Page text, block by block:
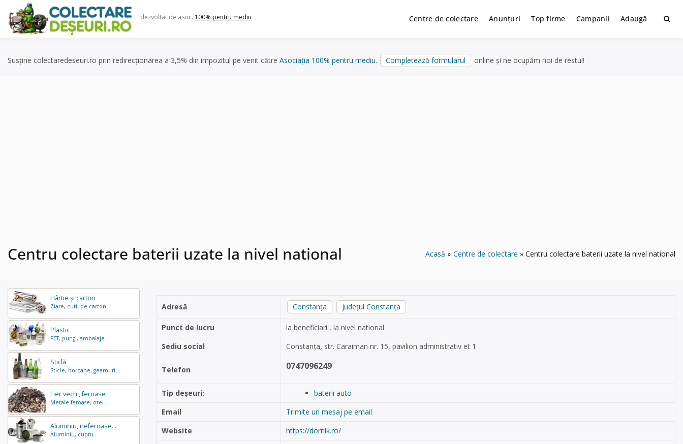
content
dezvoltat de asoc. 100% pentru mediu Centre de colectare Anunțuri Top firme Campanii Adaugă
Susține colectaredeseuri.ro prin redirecționarea a 3,5% din impozitul pe venit către Asociația 100% pentru mediu. Completează formularul online și ne ocupăm noi de restul!
Centru colectare baterii uzate la nivel national Acasă Centre de colectare Centru colectare baterii uzate la nivel national
Hârtie și carton
Ziare, cutii de carton...
Plastic
PET, pungi, ambalaje...
Sticlă
Sticle, borcane, geamuri...
Fier vechi, feroase
Metale feroase, otel...
Aluminiu, neferoase...
Aluminiu, cupru...
Adresă Constanța județul Constanța
Punct de lucru
la beneficiari , la nivel national
Sediu social
Constanța, str. Caraiman nr. 15, pavilion administrativ et 1
Telefon 0747096249
Tip deșeuri:
baterii auto
Email
Trimite un mesaj pe email
Website
https://dornik.ro/